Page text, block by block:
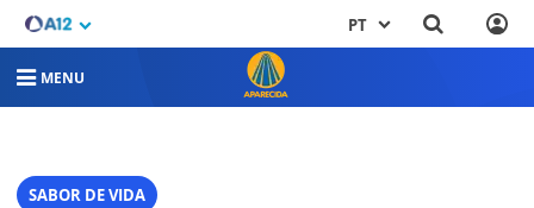
PT
MENU
SABOR DE VIDA